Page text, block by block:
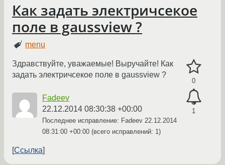
Как задать электричсекое
поле в gaussview ?
menu
0
1
Здравствуйте, уважаемые! Выручайте! Как
задать электричсекое поле в gaussview ?
Fadeev
22.12.2014 08:30:38 +00:00
Последнее исправление: Fadeev 22.12.2014
08:31:00 +00:00 (всего исправлений: 1)
Ссылка